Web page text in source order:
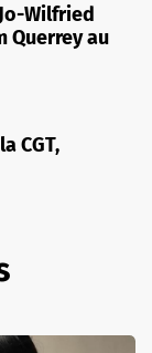
Wilfried
Querrey au
CGT,